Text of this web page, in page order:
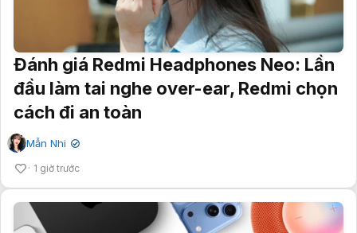
Đánh giá Redmi Headphones Neo: Lần
đầu làm tai nghe over-ear, Redmi chọn
cách đi an toàn
Mẫn Nhi ✔
1 giờ trước